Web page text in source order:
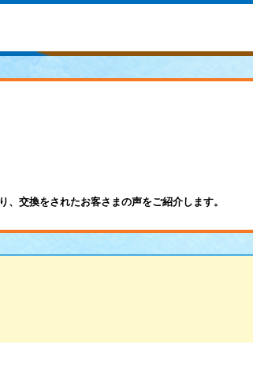
交換をされたお客さまの声をご紹介します。